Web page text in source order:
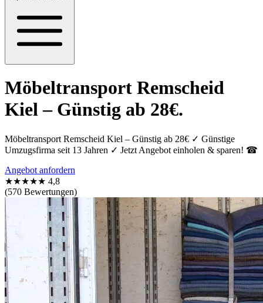
Möbeltransport Remscheid
Kiel – Günstig ab 28€.
Möbeltransport Remscheid Kiel – Günstig ab 28€ ✓ Günstige
Umzugsfirma seit 13 Jahren ✓ Jetzt Angebot einholen & sparen! ☎
Angebot anfordern
★★★★★ 4,8
(570 Bewertungen)